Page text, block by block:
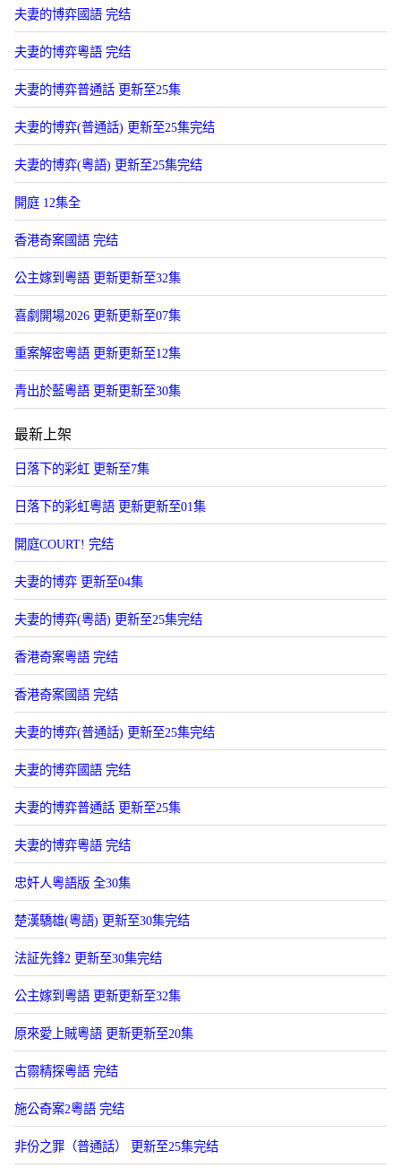
夫妻的博弈國語 完结
夫妻的博弈粵語 完结
夫妻的博弈普通話 更新至25集
夫妻的博弈(普通話) 更新至25集完结
夫妻的博弈(粵語) 更新至25集完结
開庭 12集全
香港奇案國語 完结
公主嫁到粵語 更新更新至32集
喜劇開場2026 更新更新至07集
重案解密粵語 更新更新至12集
青出於藍粵語 更新更新至30集
最新上架
日落下的彩虹 更新至7集
日落下的彩虹粵語 更新更新至01集
開庭COURT! 完结
夫妻的博弈 更新至04集
夫妻的博弈(粵語) 更新至25集完结
香港奇案粵語 完结
香港奇案國語 完结
夫妻的博弈(普通話) 更新至25集完结
夫妻的博弈國語 完结
夫妻的博弈普通話 更新至25集
夫妻的博弈粵語 完结
忠奸人粵語版 全30集
楚漢驕雄(粵語) 更新至30集完结
法証先鋒2 更新至30集完结
公主嫁到粵語 更新更新至32集
原來愛上賊粵語 更新更新至20集
古霛精探粵語 完结
施公奇案2粵語 完结
非份之罪（普通話） 更新至25集完结